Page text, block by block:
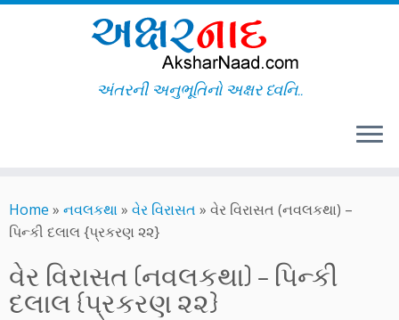
to
content
અંતરની અનુભૂતિનો અક્ષર ધ્વનિ..
Home » નવલકથા» વેર વિરાસત » વેર વિરાસત (નવલકથા) –
પિન્કી દલાલ {પ્રકરણ ૨૨}
વેર વિરાસત (નવલકથા) – પિન્કી
દલાલ {પ્રકરણ ૨૨}